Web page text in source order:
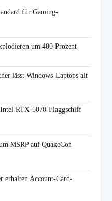
für Gaming-
um 400 Prozent
lässt Windows-Laptops alt
RTX-5070-Flaggschiff
MSRP auf QuakeCon
erhalten Account-Card-